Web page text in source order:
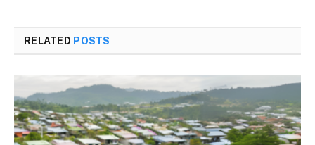
RELATED POSTS